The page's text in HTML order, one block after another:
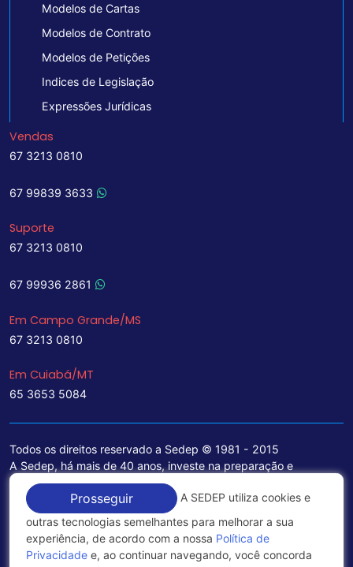
Modelos de Cartas
Modelos de Contrato
Modelos de Petições
Indices de Legislação
Expressões Jurídicas
Vendas
67 3213 0810
67 99839 3633
Suporte
67 3213 0810
67 99936 2861
Em Campo Grande/MS
67 3213 0810
Em Cuiabá/MT
65 3653 5084
Todos os direitos reservado a Sedep © 1981 - 2015
A Sedep, há mais de 40 anos, investe na preparação e
treinamento de funcionários e na aquisição de tecnologia de
ponta para a ampliação de seu portfólio de serviços voltados
para a área jurídica, que contemplam informações seguras e
excelentes soluções empresariais.
Prosseguir
A SEDEP utiliza cookies e
outras tecnologias semelhantes para melhorar a sua
experiência, de acordo com a nossa Política de
Privacidade e, ao continuar navegando, você concorda